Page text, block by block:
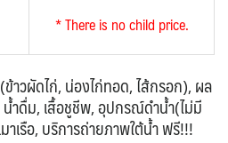
* There is no child price.
าวผัดไก่, น่องไก่ทอด, ไส้กรอก),ผล
น้ำดื่ม,เสื้อชูชีพ,อุปกรณ์ดำน้ำ(ไม่มี
เรือ,บริการถ่ายภาพใต้น้ำ ฟรี!!!